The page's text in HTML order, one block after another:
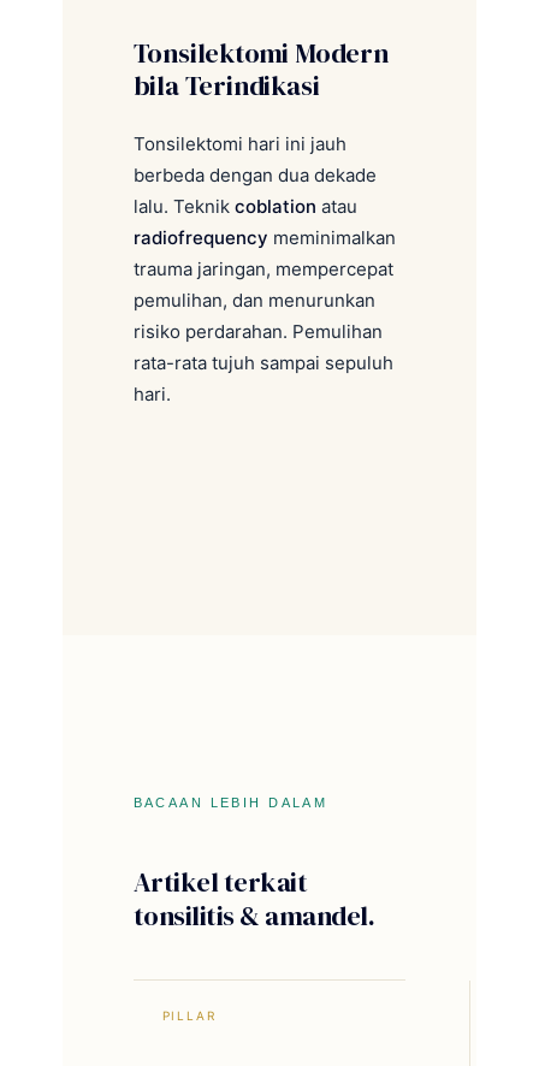
Tonsilektomi Modern
bila Terindikasi
Tonsilektomi hari ini jauh
berbeda dengan dua dekade
lalu. Teknik coblation atau
radiofrequency meminimalkan
trauma jaringan, mempercepat
pemulihan, dan menurunkan
risiko perdarahan. Pemulihan
rata-rata tujuh sampai sepuluh
hari.
BACAAN LEBIH DALAM
Artikel terkait
tonsilitis & amandel.
PILLAR